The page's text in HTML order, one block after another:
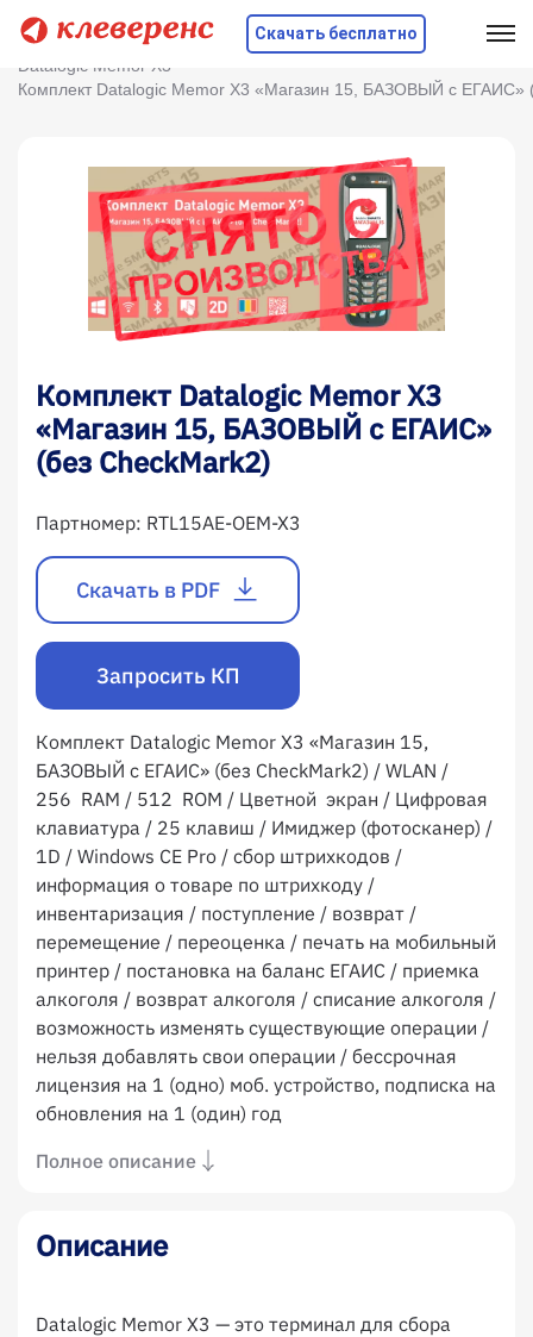
Скачать бесплатно
Главная Оборудование ТСД
Datalogic
Datalogic Memor X3
Комплект Datalogic Memor X3 «Магазин 15, БАЗОВЫЙ с ЕГАИС»
Комплект Datalogic Memor X3
«Магазин 15, БАЗОВЫЙ с ЕГАИС»
(без CheckMark2)
Партномер: RTL15AE-OEM-X3
Скачать в PDF
Запросить КП
Комплект Datalogic Memor X3 «Магазин 15,
БАЗОВЫЙ с ЕГАИС» (без CheckMark2) / WLAN /
256 RAM / 512 ROM / Цветной экран / Цифровая
клавиатура / 25 клавиш / Имиджер (фотосканер) /
1D / Windows CE Pro / сбор штрихкодов /
информация о товаре по штрихкоду /
инвентаризация / поступление / возврат /
перемещение / переоценка / печать на мобильный
принтер / постановка на баланс ЕГАИС / приемка
алкоголя / возврат алкоголя / списание алкоголя /
возможность изменять существующие операции /
нельзя добавлять свои операции / бессрочная
лицензия на 1 (одно) моб. устройство, подписка на
обновления на 1 (один) год
Полное описание
Описание
Datalogic Memor X3 — это терминал для сбора